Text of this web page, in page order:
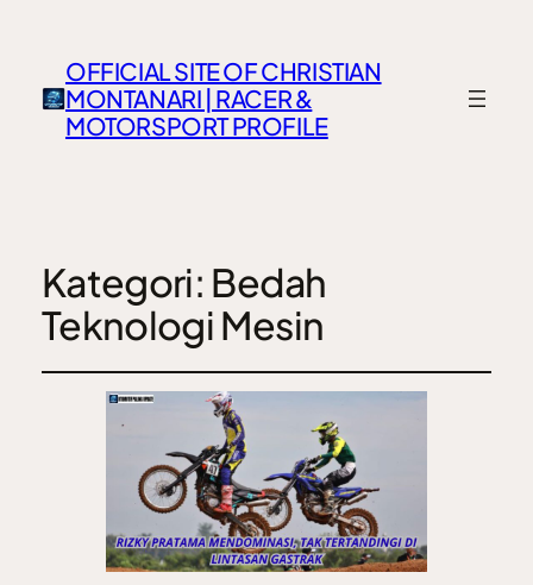
OFFICIAL SITE OF CHRISTIAN
MONTANARI | RACER &
MOTORSPORT PROFILE
Kategori: Bedah
Teknologi Mesin